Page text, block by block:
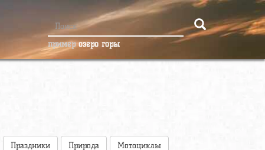
примерозеро горы
Праздники Природа Мотоциклы